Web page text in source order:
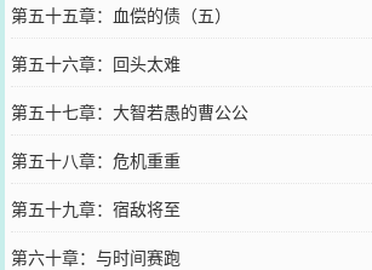
第五十五章：血偿的债（五）
第五十六章：回头太难
第五十七章：大智若愚的曹公公
第五十八章：危机重重
第五十九章：宿敌将至
第六十章：与时间赛跑